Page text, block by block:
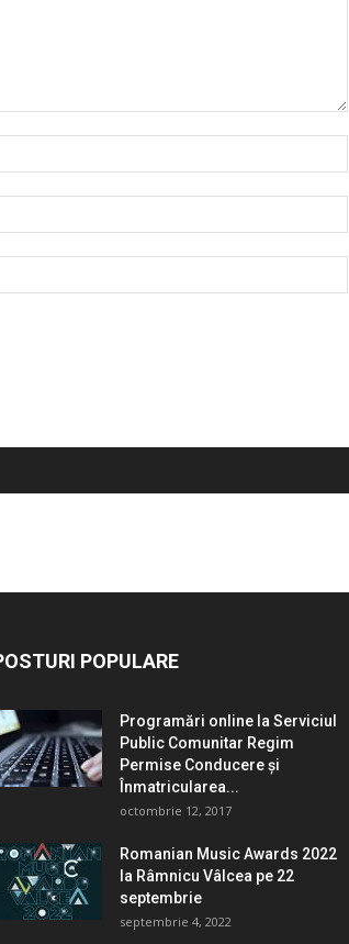
POPULARE
Programări online la Serviciul
Public Comunitar Regim
Permise Conducere şi
Înmatricularea...
octombrie 12, 2017
Romanian Music Awards 2022
la Râmnicu Vâlcea pe 22
septembrie
septembrie 4, 2022